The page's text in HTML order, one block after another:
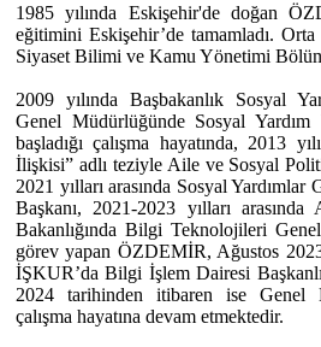
1985 yılında Eskişehir'de doğan
eğitimini Eskişehir’de tamamladı.
Siyaset Bilimi ve Kamu Yönetimi
2009 yılında Başbakanlık Sosyal
Genel Müdürlüğünde Sosyal Yardım
başladığı çalışma hayatında, 2013
İlişkisi” adlı teziyle Aile ve Sosyal
2021 yılları arasında Sosyal
Başkanı, 2021-2023 yılları
Bakanlığında Bilgi Teknolojileri
görev yapan ÖZDEMİR, Ağustos
İŞKUR’da Bilgi İşlem Dairesi
2024 tarihinden itibaren ise Genel
çalışma hayatına devam etmektedir.